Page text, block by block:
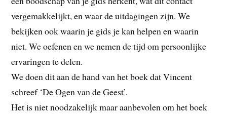
vergemakkelijkt, en waar de uitdagingen zijn. We
bekijken ook waarin je gids je kan helpen en waarin
niet. We oefenen en we nemen de tijd om persoonlijke
ervaringen te delen.
We doen dit aan de hand van het boek dat Vincent
schreef ‘De Ogen van de Geest’.
Het is niet noodzakelijk maar aanbevolen om het boek